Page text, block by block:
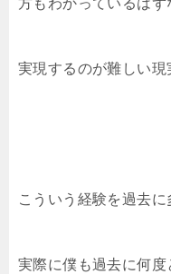
方もわかっているはず
実現するのが難しい現
こういう経験を過去に
実際に僕も過去に何度